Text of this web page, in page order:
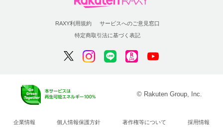
RAXY利用規約
サービスへのご意見窓口
特定商取引法に基づく表記
© Rakuten Group, Inc.
企業情報 個人情報保護方針 著作権等について 採用情報